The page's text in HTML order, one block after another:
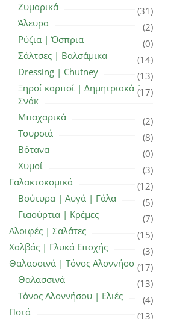
Ζυμαρικά
(31)
Άλευρα
(2)
Ρύζια | Όσπρια
(0)
Σάλτσες | Βαλσάμικα
(14)
Dressing | Chutney
(13)
Ξηροί καρποί | Δημητριακά |
Σνάκ
(17)
Μπαχαρικά
(2)
Τουρσιά
(8)
Βότανα
(0)
Χυμοί
(3)
Γαλακτοκομικά
(12)
Βούτυρα | Αυγά | Γάλα
(5)
Γιαούρτια | Κρέμες
(7)
Αλοιφές | Σαλάτες
(15)
Χαλβάς | Γλυκά Εποχής
(3)
Θαλασσινά | Τόνος Αλοννήσου(17)
Θαλασσινά
(13)
Τόνος Αλοννήσου | Ελιές
(4)
Ποτά
(13)